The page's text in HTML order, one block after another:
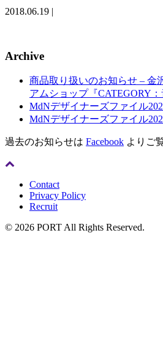
2018.06.19 |
Archive
商品取り扱いのお知らせ – 金
アムショップ『CATEGORY
MdNデザイナーズファイル
MdNデザイナーズファイル
過去のお知らせは Facebook よりご
Contact
Privacy Policy
Recruit
© 2026 PORT All Rights Reserved.